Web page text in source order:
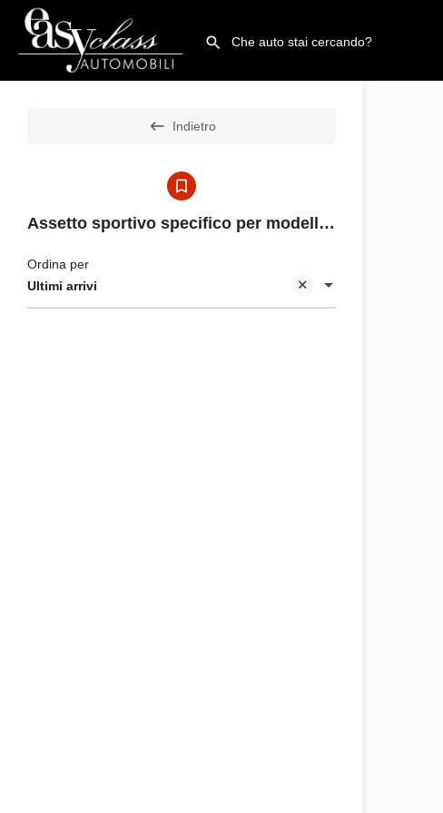
Indietro
Assetto sportivo specifico per modelli S ribassato di 15 mm
Ultimi arrivi
Ordina per